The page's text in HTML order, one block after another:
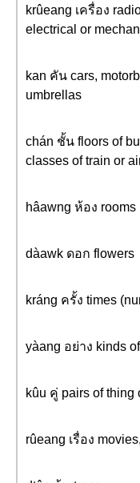
krûeang เครื่อง
electrical or
kan คัน cars,
umbrellas
chán ชั้น floors of
classes of train or
hâawng ห้อง rooms
dàawk ดอก flowers
kráng ครั้ง times
yàang อย่าง kinds
kûu คู่ pairs of thing
rûeang เรื่อง